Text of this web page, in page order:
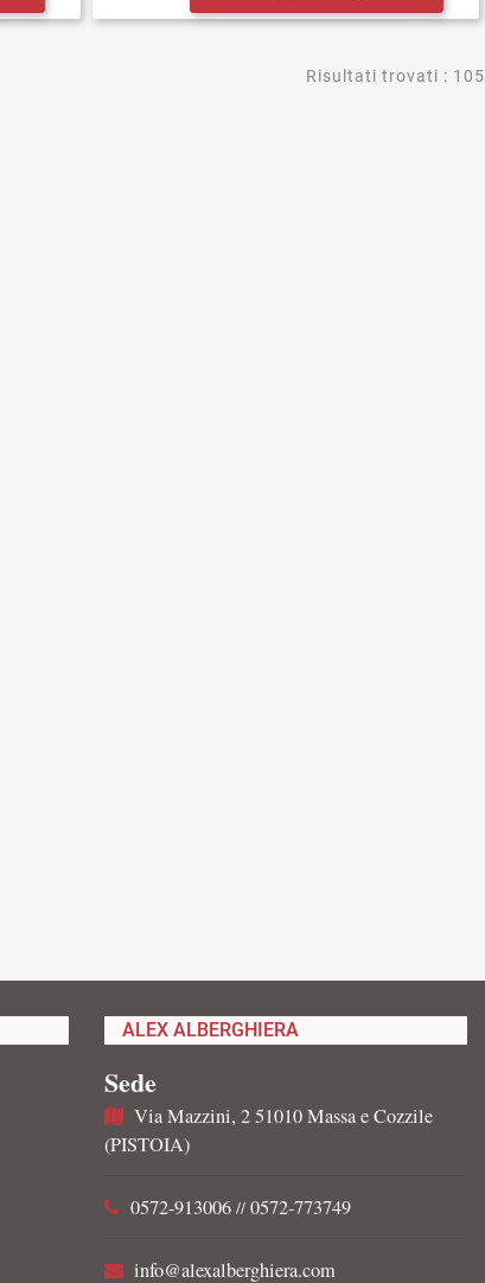
Risultati trovati : 105
ALEX ALBERGHIERA
Sede
Via Mazzini, 2 51010 Massa e Cozzile
(PISTOIA)
0572-913006 // 0572-773749
info@alexalberghiera.com